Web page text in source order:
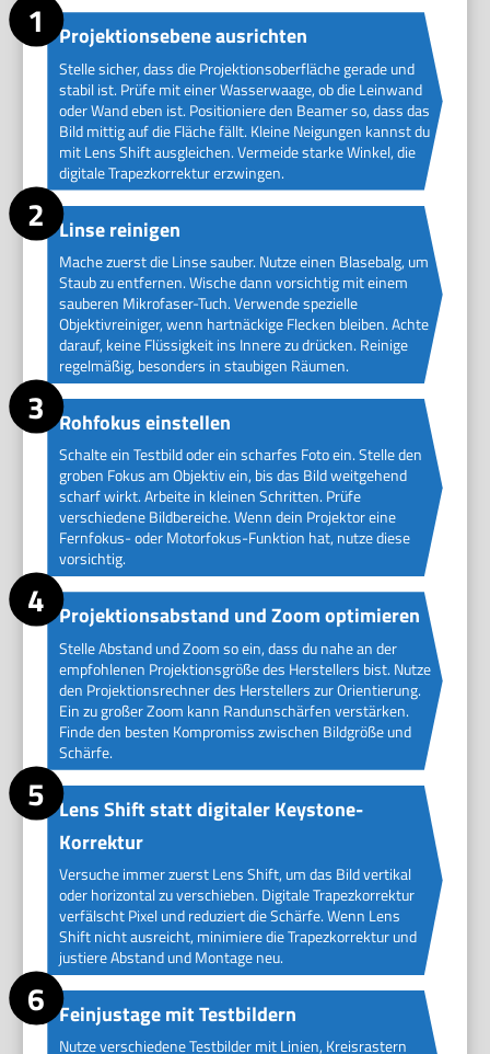
Projektionsebene ausrichten
Stelle sicher, dass die Projektionsoberfläche gerade und
stabil ist. Prüfe mit einer Wasserwaage, ob die Leinwand
oder Wand eben ist. Positioniere den Beamer so, dass das
Bild mittig auf die Fläche fällt. Kleine Neigungen kannst du
mit Lens Shift ausgleichen. Vermeide starke Winkel, die
digitale Trapezkorrektur erzwingen.
Linse reinigen
Mache zuerst die Linse sauber. Nutze einen Blasebalg, um
Staub zu entfernen. Wische dann vorsichtig mit einem
sauberen Mikrofaser-Tuch. Verwende spezielle
Objektivreiniger, wenn hartnäckige Flecken bleiben. Achte
darauf, keine Flüssigkeit ins Innere zu drücken. Reinige
regelmäßig, besonders in staubigen Räumen.
Rohfokus einstellen
Schalte ein Testbild oder ein scharfes Foto ein. Stelle den
groben Fokus am Objektiv ein, bis das Bild weitgehend
scharf wirkt. Arbeite in kleinen Schritten. Prüfe
verschiedene Bildbereiche. Wenn dein Projektor eine
Fernfokus- oder Motorfokus-Funktion hat, nutze diese
vorsichtig.
Projektionsabstand und Zoom optimieren
Stelle Abstand und Zoom so ein, dass du nahe an der
empfohlenen Projektionsgröße des Herstellers bist. Nutze
den Projektionsrechner des Herstellers zur Orientierung.
Ein zu großer Zoom kann Randunschärfen verstärken.
Finde den besten Kompromiss zwischen Bildgröße und
Schärfe.
Lens Shift statt digitaler Keystone-
Korrektur
Versuche immer zuerst Lens Shift, um das Bild vertikal
oder horizontal zu verschieben. Digitale Trapezkorrektur
verfälscht Pixel und reduziert die Schärfe. Wenn Lens
Shift nicht ausreicht, minimiere die Trapezkorrektur und
justiere Abstand und Montage neu.
Feinjustage mit Testbildern
Nutze verschiedene Testbilder mit Linien, Kreisrastern